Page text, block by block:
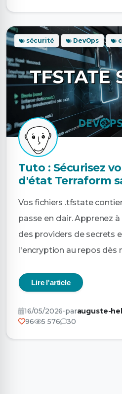
sécurité DevOps
Tuto : Sécurisez
d'état Terraform
Vos fichiers .tfstate
passe en clair. Apprenez
des providers de secrets
l'encryption au repos dès
Lire l'article
16/05/2026•parauguste-
96
5 576 30